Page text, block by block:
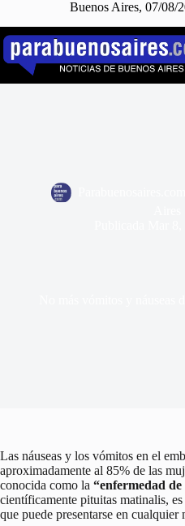
Buenos Aires, 07/08/
Saltar
contenido
Las náuseas y los vómitos en el
aproximadamente al 85% de las
conocida como la “enfermedad
científicamente pituitas matinalis,
que puede presentarse en cualquier